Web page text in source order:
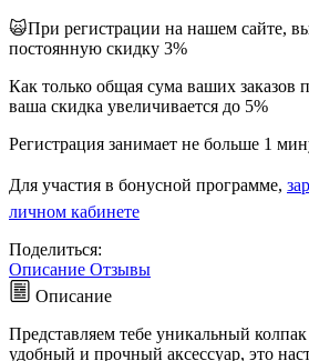
🙀При регистрации на нашем сайте,
постоянную скидку 3%
Как только общая сума ваших заказов
ваша скидка увеличивается до 5%
Регистрация занимает не больше 1
Для участия в бонусной программе,
личном кабинете
Поделиться:
Описание Отзывы
Описание
Представляем тебе уникальный
удобный и прочный аксессуар, это